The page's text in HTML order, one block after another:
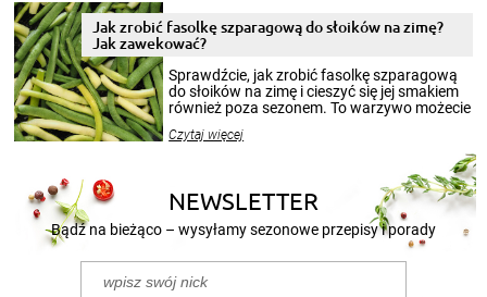
pełni poczuć atmosferę cieplejszych
miesięcy. Przygotowanie słoików ze
smakowitą zawartością musi obejmować
patenty, które pozwolą zachować świeżość
przetworów.
Jak zrobić fasolkę szparagową do słoików na zimę?
Jak zawekować?
Sprawdźcie, jak zrobić fasolkę szparagową
do słoików na zimę i cieszyć się jej smakiem
również poza sezonem. To warzywo możecie
nasze propozycje!
Czytaj więcej
NEWSLETTER
Bądź na bieżąco – wysyłamy sezonowe przepisy i porady